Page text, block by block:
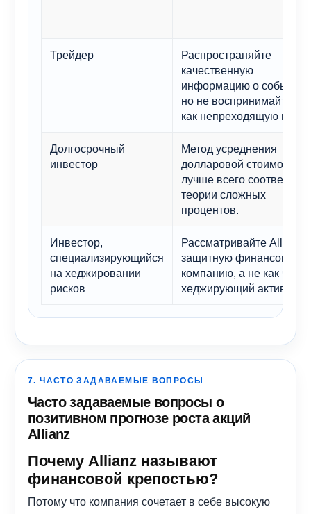
Трейдер
Распространяйте
качественную
информацию о
но не воспринимайте её
как непреходящую
Долгосрочный
инвестор
Метод усреднения
долларовой стоимости
лучше всего
теории сложных
процентов.
Инвестор,
специализирующийся
на хеджировании
рисков
Рассматривайте Allianz
защитную финансовую
компанию, а не как чисто
хеджирующий актив.
7. ЧАСТО ЗАДАВАЕМЫЕ ВОПРОСЫ
Часто задаваемые вопросы о
позитивном прогнозе роста акций
Allianz
Почему Allianz называют
финансовой крепостью?
Потому что компания сочетает в себе высокую